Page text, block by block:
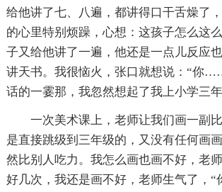
给他讲了七、八遍，都讲得口干舌燥了
的心里特别烦躁，心想：这孩子怎么这
子又给他讲了一遍，他还是一点儿反应
讲天书。我很恼火，张口就想说：“你
话的一霎那，我忽然想起了我上小学三
一次美术课上，老师让我们画一副
是直接跳级到三年级的，又没有任何画
然比别人吃力。我怎么画也画不好，老
好几次，我还是画不好，老师生气了，“